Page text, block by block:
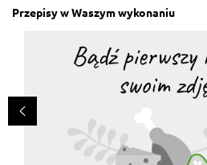
Przepisy w Waszym wykonaniu